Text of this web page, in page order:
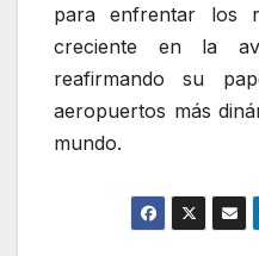
para enfrentar los
creciente en la
reafirmando su
aeropuertos más
mundo.